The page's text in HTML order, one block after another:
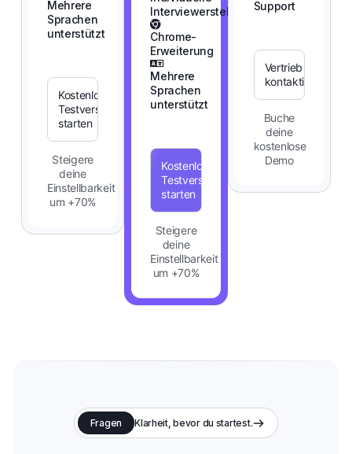
Mehrere
Sprachen
unterstützt
Kostenlose
Testversion
starten
Steigere
deine
Einstellbarkeit
um +70%
Interviewerstellung
Chrome-
Erweiterung
Mehrere
Sprachen
unterstützt
Kostenlose
Testversion
starten
Steigere
deine
Einstellbarkeit
um +70%
Support
Vertrieb
kontaktieren
Buche
deine
kostenlose
Demo
Fragen Klarheit, bevor du startest.